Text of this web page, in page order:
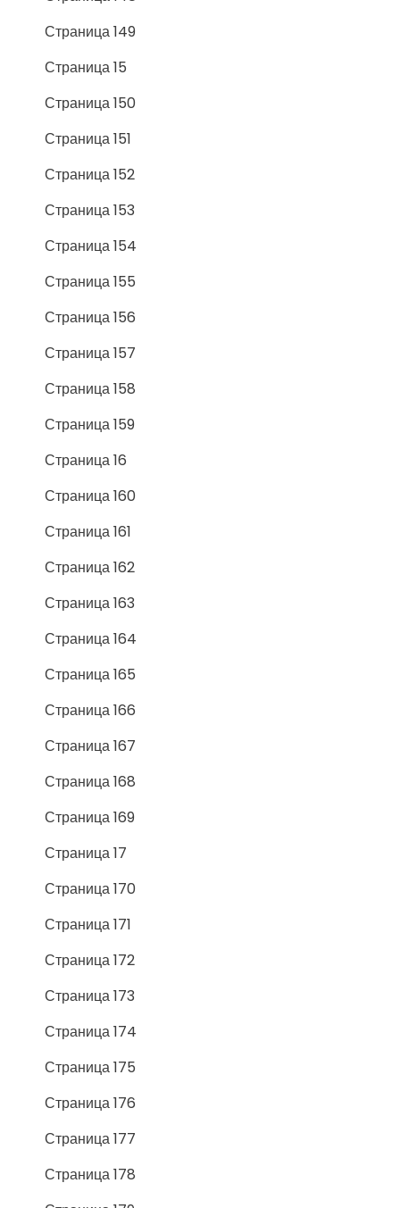
Страница 149
Страница 15
Страница 150
Страница 151
Страница 152
Страница 153
Страница 154
Страница 155
Страница 156
Страница 157
Страница 158
Страница 159
Страница 16
Страница 160
Страница 161
Страница 162
Страница 163
Страница 164
Страница 165
Страница 166
Страница 167
Страница 168
Страница 169
Страница 17
Страница 170
Страница 171
Страница 172
Страница 173
Страница 174
Страница 175
Страница 176
Страница 177
Страница 178